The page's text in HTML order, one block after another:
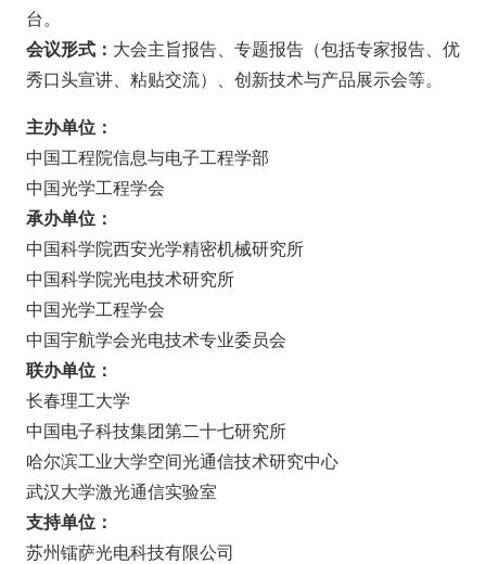
台。
会议形式： 大会主旨报告、专题报告（包括专家报告、优
秀口头宣讲、粘贴交流）、创新技术与产品展示会等。
主办单位：
中国工程院信息与电子工程学部
中国光学工程学会
承办单位：
中国科学院西安光学精密机械研究所
中国科学院光电技术研究所
中国光学工程学会
中国宇航学会光电技术专业委员会
联办单位：
长春理工大学
中国电子科技集团第二十七研究所
哈尔滨工业大学空间光通信技术研究中心
武汉大学激光通信实验室
支持单位：
苏州镭萨光电科技有限公司